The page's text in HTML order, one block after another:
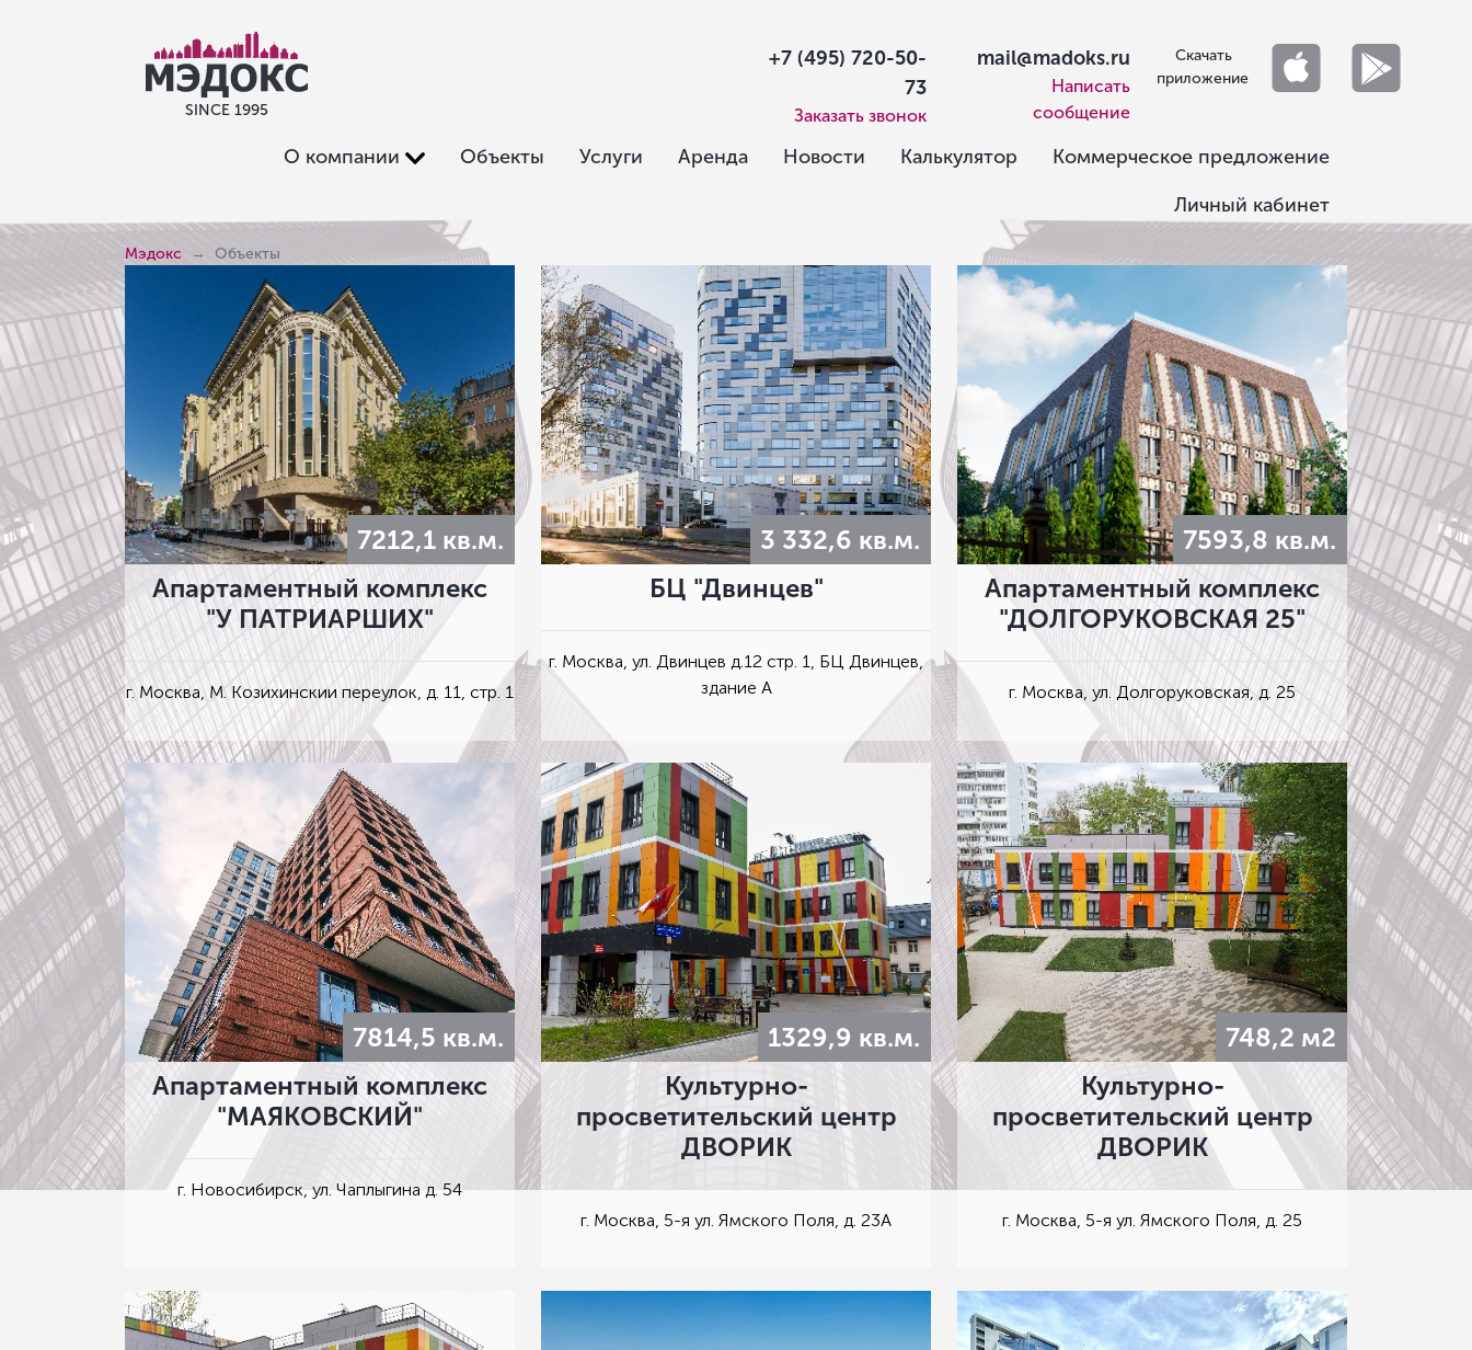
SINCE 1995
+7 (495) 720-50-
73
Заказать звонок
mail@madoks.ru
Написать
сообщение
Скачать
приложение
О компании Объекты Услуги Аренда Новости Калькулятор Коммерческое предложение
Личный кабинет
Мэдокс Объекты
7212,1 кв.м.
Апартаментный комплекс
"У ПАТРИАРШИХ"
г. Москва, М. Козихинскии переулок, д. 11, стр. 1
3 332,6 кв.м.
БЦ "Двинцев"
г. Москва, ул. Двинцев д.12 стр. 1, БЦ Двинцев,
здание А
7593,8 кв.м.
Апартаментный комплекс
"ДОЛГОРУКОВСКАЯ 25"
г. Москва, ул. Долгоруковская, д. 25
7814,5 кв.м.
Апартаментный комплекс
"МАЯКОВСКИЙ"
г. Новосибирск, ул. Чаплыгина д. 54
1329,9 кв.м.
Культурно-
просветительский центр
ДВОРИК
г. Москва, 5-я ул. Ямского Поля, д. 23А
748,2 м2
Культурно-
просветительский центр
ДВОРИК
г. Москва, 5-я ул. Ямского Поля, д. 25